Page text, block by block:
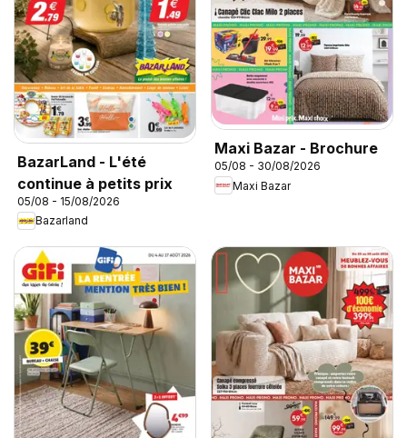
BazarLand - L'été
continue à petits prix
05/08 - 15/08/2026
Bazarland
Maxi Bazar - Brochure
05/08 - 30/08/2026
Maxi Bazar